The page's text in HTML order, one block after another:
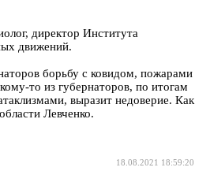
директор Института
движений.
борьбу с ковидом, пожарами
то из губернаторов, по итогам
выразит недоверие. Как
Левченко.
18.08.2021 18:59:20